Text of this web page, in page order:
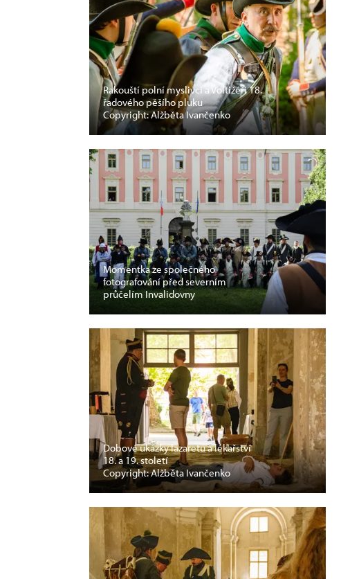
Rakouští polní myslivci a Voltižéři 18.
řadového pěšího pluku
Copyright: Alžběta Ivančenko
Momentka ze společného
fotografování před severním
průčelím Invalidovny
Dobové ukázky lazaretu a lékařství
18. a 19. století
Copyright: Alžběta Ivančenko